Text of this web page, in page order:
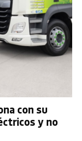
con su
y no